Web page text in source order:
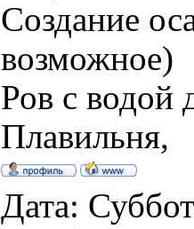
Создание
возможное)
Ров с водой
Плавильня,
Дата: